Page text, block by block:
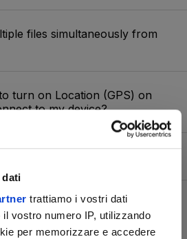
dati
trattiamo i vostri dati
vostro numero IP, utilizzando
per memorizzare e accedere
files simultaneously from
turn on Location (GPS) on
to my device?
was stolen. Can you track it
IP address when connected
2?